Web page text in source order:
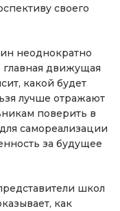
своего
неоднократно
главная движущая
какой будет
лучше отражают
поверить в
самореализации
за будущее
школ
как